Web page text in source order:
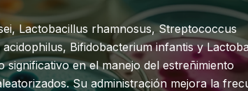
Lactobacillus rhamnosus, Streptococcus
Bifidobacterium infantis y
en el manejo del estreñimiento
Su administración mejora la